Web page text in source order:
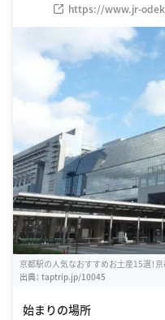
https://www.jr-
京都駅の人気なおすすめお土産15選！
出典： taptrip.jp/10045
始まりの場所